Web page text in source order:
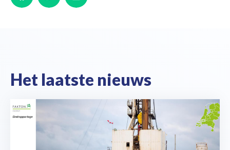
Het laatste nieuws